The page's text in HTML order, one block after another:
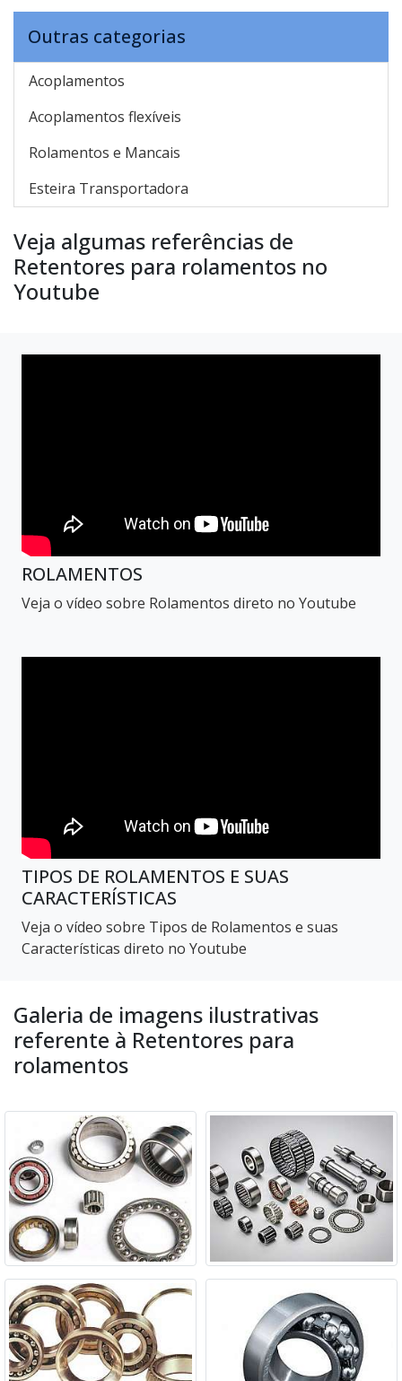
Outras categorias
Acoplamentos
Acoplamentos flexíveis
Rolamentos e Mancais
Esteira Transportadora
Veja algumas referências de
Retentores para rolamentos no
Youtube
ROLAMENTOS
Veja o vídeo sobre Rolamentos direto no Youtube
TIPOS DE ROLAMENTOS E SUAS
CARACTERÍSTICAS
Veja o vídeo sobre Tipos de Rolamentos e suas
Características direto no Youtube
Galeria de imagens ilustrativas
referente à Retentores para
rolamentos